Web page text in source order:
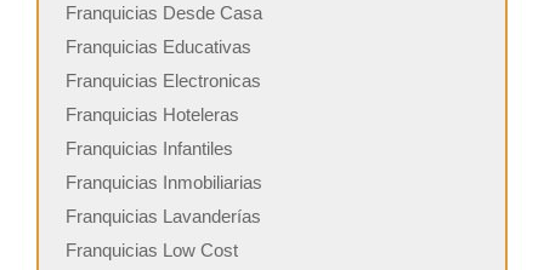
Franquicias Desde Casa
Franquicias Educativas
Franquicias Electronicas
Franquicias Hoteleras
Franquicias Infantiles
Franquicias Inmobiliarias
Franquicias Lavanderías
Franquicias Low Cost